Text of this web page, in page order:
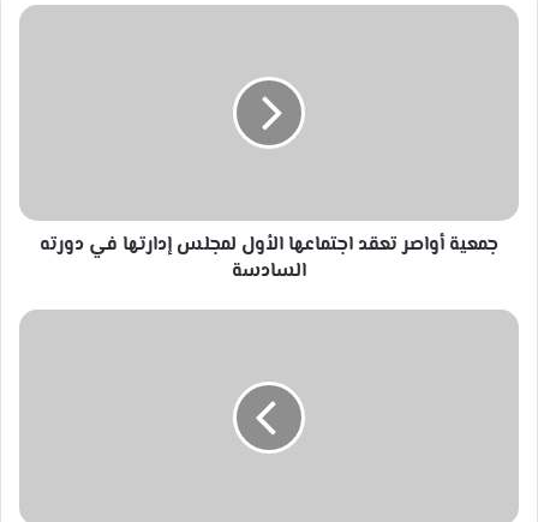
جمعية
دورته
السادسة
جمعية أواصر تعقد اجتماعها الأول لمجلس إدارتها في دورته
السادسة
غردت